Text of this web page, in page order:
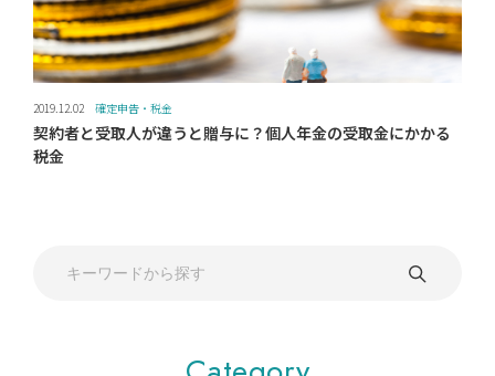
2019.12.02 確定申告・税金
契約者と受取人が違うと贈与に？個人年金の受取金にかかる
税金